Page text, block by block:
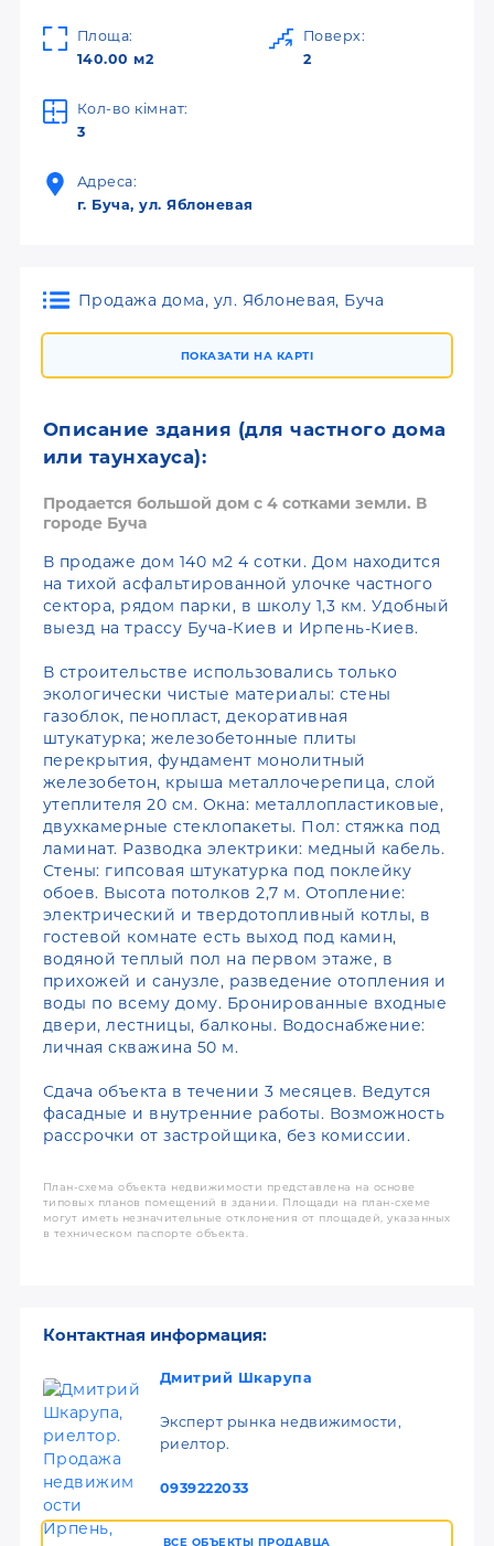
Площа:
140.00 м2
Поверх:
2
Кол-во кімнат:
3
Адреса:
г. Буча, ул. Яблоневая
Продажа дома, ул. Яблоневая, Буча
ПОКАЗАТИ НА КАРТІ
Описание здания (для частного дома
или таунхауса):
Продается большой дом с 4 сотками земли. В
городе Буча
В продаже дом 140 м2 4 сотки. Дом находится
на тихой асфальтированной улочке частного
сектора, рядом парки, в школу 1,3 км. Удобный
выезд на трассу Буча-Киев и Ирпень-Киев.
В строительстве использовались только
экологически чистые материалы: стены
газоблок, пенопласт, декоративная
штукатурка; железобетонные плиты
перекрытия, фундамент монолитный
железобетон, крыша металлочерепица, слой
утеплителя 20 см. Окна: металлопластиковые,
двухкамерные стеклопакеты. Пол: стяжка под
ламинат. Разводка электрики: медный кабель.
Стены: гипсовая штукатурка под поклейку
обоев. Высота потолков 2,7 м. Отопление:
электрический и твердотопливный котлы, в
гостевой комнате есть выход под камин,
водяной теплый пол на первом этаже, в
прихожей и санузле, разведение отопления и
воды по всему дому. Бронированные входные
двери, лестницы, балконы. Водоснабжение:
личная скважина 50 м.
Сдача объекта в течении 3 месяцев. Ведутся
фасадные и внутренние работы. Возможность
рассрочки от застройщика, без комиссии.
План-схема объекта недвижимости представлена на основе
типовых планов помещений в здании. Площади на план-схеме
могут иметь незначительные отклонения от площадей, указанных
в техническом паспорте объекта.
Контактная информация:
Дмитрий Шкарупа
Эксперт рынка недвижимости,
риелтор.
0939222033
ВСЕ ОБЪЕКТЫ ПРОДАВЦА